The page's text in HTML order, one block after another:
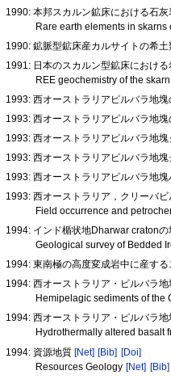
1990: 本邦スカルン鉱床における石
Rare earth elements in
1990: 鉱脈型鉱床産カルサイトの希土
1991: 日本のスカルン型鉱床におけ
REE geochemistry of the
1993: 西オーストラリアピルバラ地
1993: 西オーストラリアピルバラ地
1993: 西オーストラリアピルバラ地
1993: 西オーストラリアピルバラ地
1993: 西オーストラリアピルバラ地
1993: 西オーストラリア，クリーバ
Field occurrence and
1994: インド楯状地Dharwar craton
Geological survey of Bedded
1994: 東南極の高度変成岩中に産す
1994: 西オーストラリア・ピルバラ
Hemipelagic sediments of the
1994: 西オーストラリア・ピルバラ
Hydrothermally altered basalt
1994: 資源地質[Net] [Bib] [Doi]
Resources Geology [Net] [Bib]